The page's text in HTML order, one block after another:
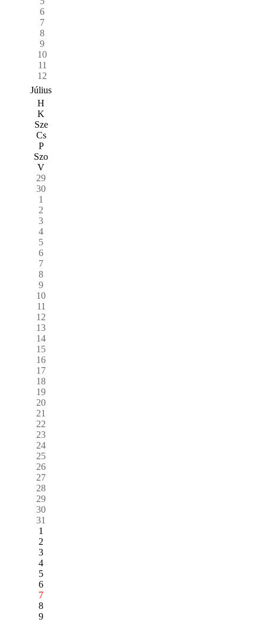
6
7
8
9
10
11
12
Július
H
K
Sze
Cs
P
Szo
V
29
30
1
2
3
4
5
6
7
8
9
10
11
12
13
14
15
16
17
18
19
20
21
22
23
24
25
26
27
28
29
30
31
1
2
3
4
5
6
7
8
9